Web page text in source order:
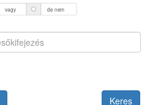
vagy de nem